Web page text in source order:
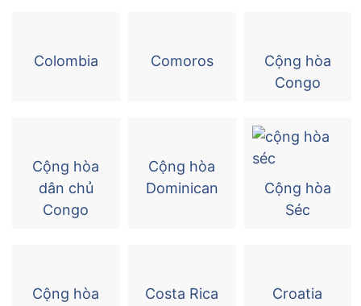
Colombia Comoros
Cộng hòa
Congo
Cộng hòa
dân chủ
Congo
Cộng hòa
Dominican
Cộng hòa
Séc
Cộng hòa
Costa Rica Croatia